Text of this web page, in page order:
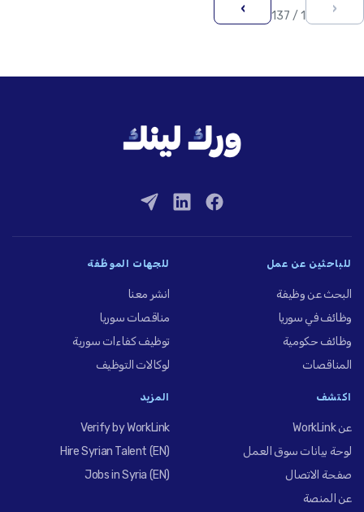
‹
1 / 137
›
للباحثين عن عمل
البحث عن وظيفة
وظائف في سوريا
وظائف حكومية
المناقصات
للجهات الموظِّفة
انشر معنا
مناقصات سوريا
توظيف كفاءات سورية
لوكالات التوظيف
اكتشف
عن WorkLink
لوحة بيانات سوق العمل
صفحة الاتصال
عن المنصة
المزيد
Verify by WorkLink
Hire Syrian Talent (EN)
Jobs in Syria (EN)